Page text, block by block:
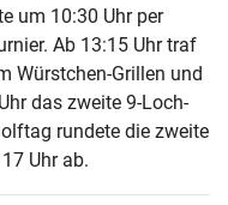
um 10:30 Uhr per
Ab 13:15 Uhr traf
Würstchen-Grillen und
das zweite 9-Loch-
rundete die zweite
Uhr ab.